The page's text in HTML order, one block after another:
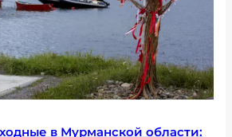
в Мурманской области: